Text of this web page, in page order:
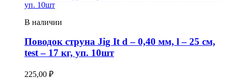
В наличии
Поводок струна Jig It d – 0,40 мм, l – 25 см,
test – 17 кг, уп. 10шт
225,00 ₽